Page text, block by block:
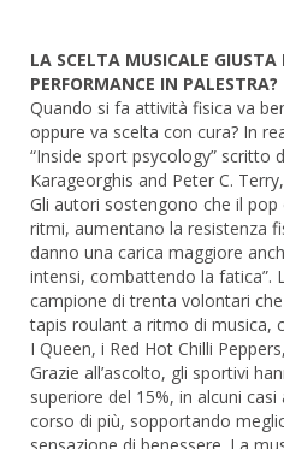
LA SCELTA MUSICALE
PERFORMANCE IN PALESTRA?
Quando si fa attività fisica va
oppure va scelta con cura? In
“Inside sport psycology” scritto
Karageorghis and Peter C.
Gli autori sostengono che il
ritmi, aumentano la resistenza
danno una carica maggiore
intensi, combattendo la fatica”.
campione di trenta volontari
tapis roulant a ritmo di musica,
I Queen, i Red Hot Chilli
Grazie all’ascolto, gli sportivi
superiore del 15%, in alcuni
corso di più, sopportando